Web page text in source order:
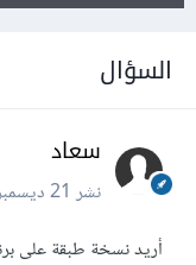
السؤال
سعاد
نشر21 ديسمبر 2015